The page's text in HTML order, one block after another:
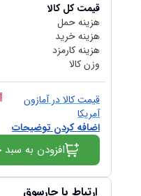
قیمت کل کالا
هزینه حمل
هزینه خرید
هزینه کارمزد
وزن کالا
قیمت کالا در آمازون
آمریکا
اضافه کردن توضیحات
افزودن به سبد
ارتباط با چارسوق